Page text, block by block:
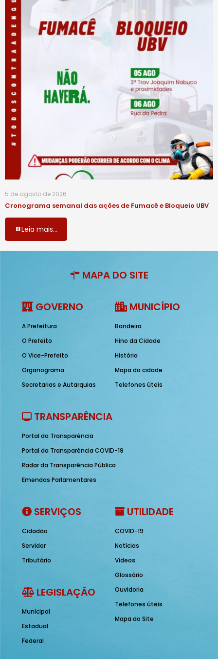
5 de agosto de 2026
Cronograma semanal das ações de Fumacê e Bloqueio UBV
Leia mais...
MAPA DO SITE
GOVERNO
A Prefeitura
O Prefeito
O Vice-Prefeito
Organograma
Secretarias e Autarquias
MUNICÍPIO
Bandeira
Hino da Cidade
História
Mapa da cidade
Telefones úteis
TRANSPARÊNCIA
Portal da Transparência
Portal da Transparência COVID-19
Radar da Transparência Pública
Emendas Parlamentares
SERVIÇOS
Cidadão
Servidor
Tributário
LEGISLAÇÃO
Municipal
Estadual
Federal
UTILIDADE
COVID-19
Notícias
Vídeos
Glossário
Ouvidoria
Telefones úteis
Mapa do Site